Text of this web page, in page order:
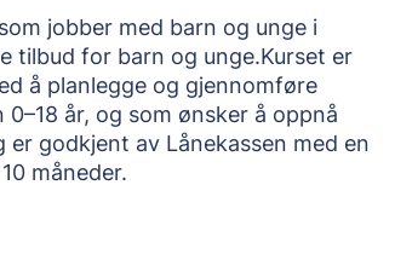
jobber med barn og unge i
tilbud for barn og unge.Kurset er
å planlegge og gjennomføre
år, og som ønsker å oppnå
godkjent av Lånekassen med en
måneder.